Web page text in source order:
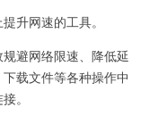
升网速的工具。
避网络限速、降低延
载文件等各种操作中
。